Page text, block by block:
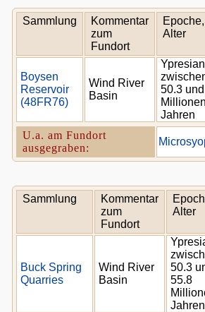
Sammlung
Kommentar
zum
Fundort
Epoche,
Alter
Boysen
Reservoir
(48FR76)
Wind River
Basin
Ypresian
50.3
Millionen
Jahren
U.a. am Fundort
ausgegraben:
Sammlung
Kommentar
zum
Fundort
Alter
Buck Spring
Quarries
Wind River
Basin
50.3
55.8
Jahren